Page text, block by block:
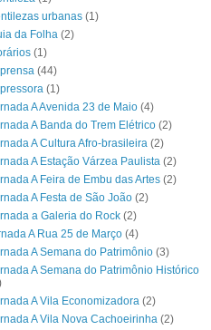
urbanas (1)
da Folha (2)
(1)
(44)
(1)
A Avenida 23 de Maio (4)
A Banda do Trem Elétrico (2)
A Cultura Afro-brasileira (2)
A Estação Várzea Paulista (2)
A Feira de Embu das Artes (2)
A Festa de São João (2)
a Galeria do Rock (2)
A Rua 25 de Março (4)
A Semana do Patrimônio (3)
A Semana do Patrimônio Histórico
A Vila Economizadora (2)
A Vila Nova Cachoeirinha (2)